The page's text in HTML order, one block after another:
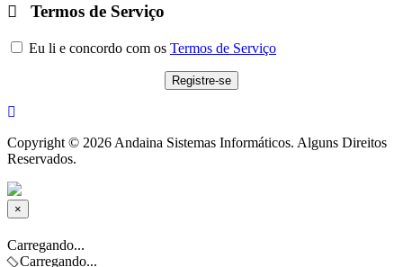
Termos de Serviço
Eu li e concordo com os Termos de Serviço
Copyright © 2026 Andaina Sistemas Informáticos. Alguns Direitos
Reservados.
×
Fechar
Carregando...
Carregando...